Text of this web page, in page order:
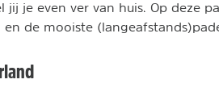
jij je even ver van huis. Op deze
de mooiste